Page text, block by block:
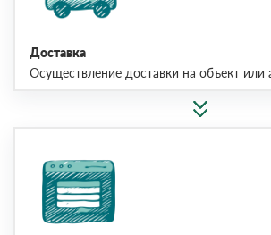
Доставка
Осуществление доставки на объект или